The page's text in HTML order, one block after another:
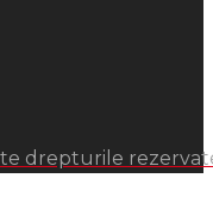
drepturile